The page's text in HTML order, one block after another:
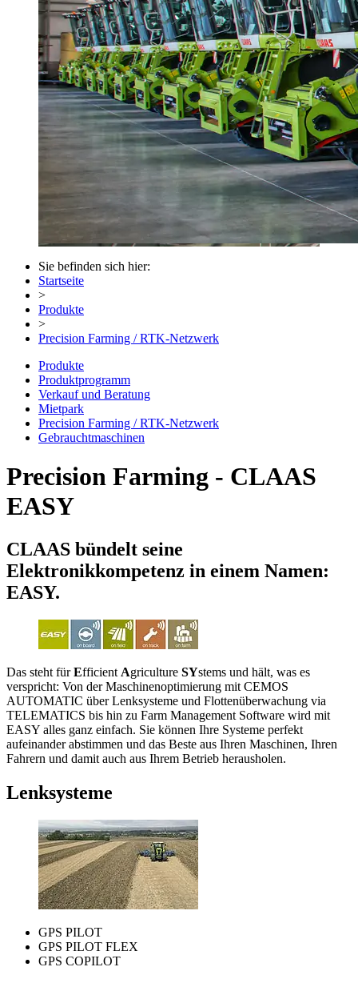
Sie befinden sich hier:
Startseite
>
Produkte
>
Precision Farming / RTK-Netzwerk
Produkte
Produktprogramm
Verkauf und Beratung
Mietpark
Precision Farming / RTK-Netzwerk
Gebrauchtmaschinen
Precision Farming - CLAAS
EASY
CLAAS bündelt seine
Elektronikkompetenz in einem Namen:
EASY.
Das steht fürEfficient Agriculture SYstems und hält, was es
verspricht: Von der Maschinenoptimierung mit CEMOS
AUTOMATIC über Lenksysteme und Flottenüberwachung via
TELEMATICS bis hin zu Farm Management Software wird mit
EASY alles ganz einfach. Sie können Ihre Systeme perfekt
aufeinander abstimmen und das Beste aus Ihren Maschinen, Ihren
Fahrern und damit auch aus Ihrem Betrieb herausholen.
Lenksysteme
GPS PILOT
GPS PILOT FLEX
GPS COPILOT